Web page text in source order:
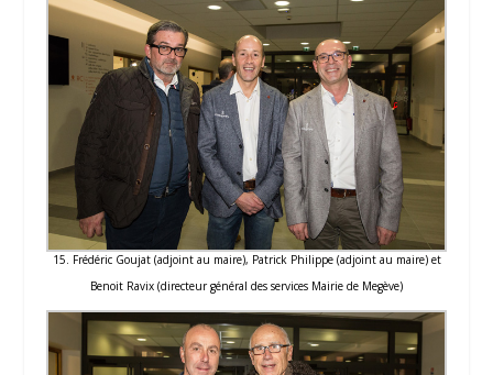
15. Frédéric Goujat (adjoint au maire), Patrick Philippe (adjoint au maire) et
Benoit Ravix (directeur général des services Mairie de Megève)